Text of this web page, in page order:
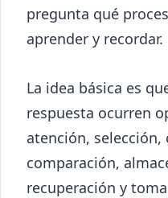
pregunta qué
aprender y recordar.
La idea básica es
respuesta ocurren
atención, selección,
comparación,
recuperación y